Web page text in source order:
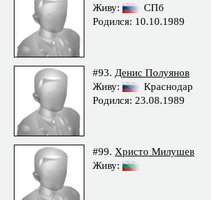
Живу:
СПб
Родился: 10.10.1989
#93. Денис Полуянов
Живу:
Краснодар
Родился: 23.08.1989
#99. Христо Милушев
Живу: